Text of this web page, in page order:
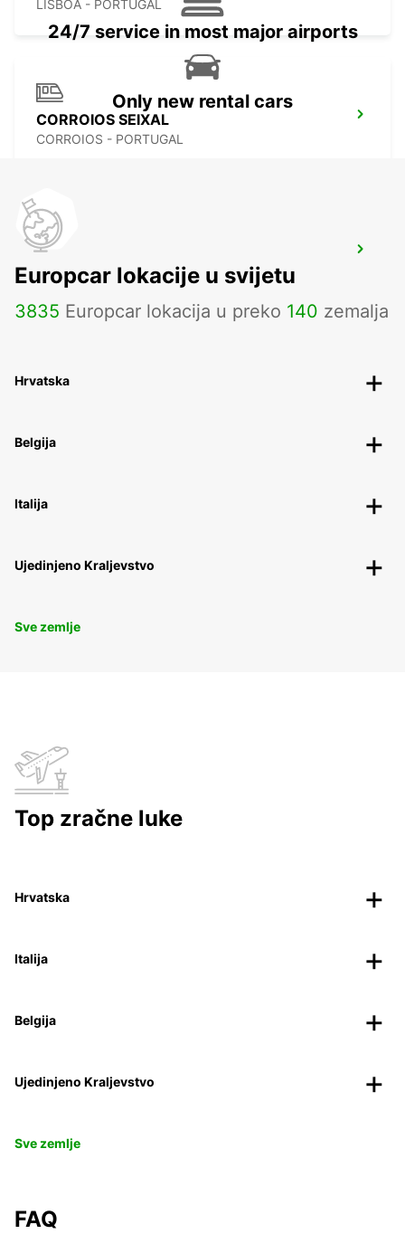
LISBOA - PORTUGAL
CORROIOS SEIXAL
CORROIOS - PORTUGAL
LISBON PRIOR VELHO SUPERSITE
PRIOR VELHO - PORTUGAL
24/7 service in most major airports
Only new rental cars
Europcar lokacije u svijetu
3835 Europcar lokacija u preko 140 zemalja
Hrvatska
Belgija
Italija
Ujedinjeno Kraljevstvo
Sve zemlje
Top zračne luke
Hrvatska
Italija
Belgija
Ujedinjeno Kraljevstvo
Sve zemlje
FAQ